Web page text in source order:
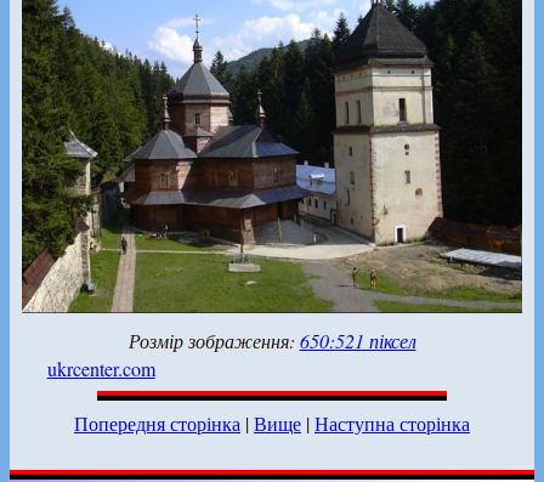
Розмір зображення: 650:521 піксел
ukrcenter.com
Попередня сторінка |Вище |Наступна сторінка